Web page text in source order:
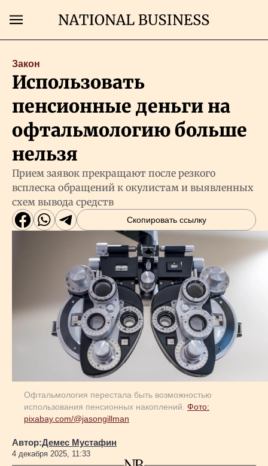
Главная
Экономика
Бизнес
Рынки
Технологии
Геополитика
Исследования
Life & Arts
О нас
Закон
Использовать
пенсионные деньги на
офтальмологию больше
нельзя
Прием заявок прекращают после резкого
всплеска обращений к окулистам и выявленных
схем вывода средств
Скопировать ссылку
Офтальмология перестала быть возможностью
использования пенсионных накоплений. Фото:
pixabay.com/@jasongillman
Автор:Демес Мустафин
4 декабря 2025, 11:33